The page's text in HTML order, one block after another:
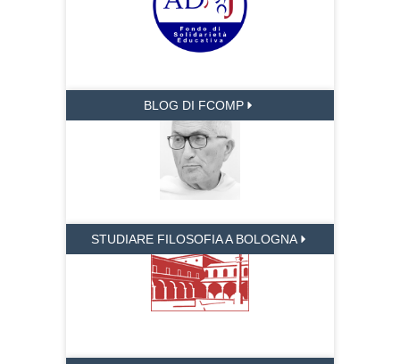
BLOG DI FCOMP
STUDIARE FILOSOFIA A BOLOGNA